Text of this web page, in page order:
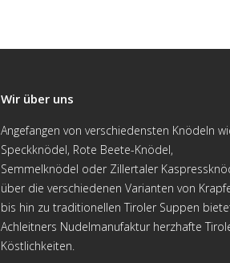
Wir über uns
Angefangen von verschiedensten Knödeln
Speckknödel, Rote Beete-Knödel,
Semmelknödel oder Zillertaler
über die verschiedenen Varianten von
bis hin zu traditionellen Tiroler Suppen
Achleitners Nudelmanufaktur herzhafte
Köstlichkeiten.